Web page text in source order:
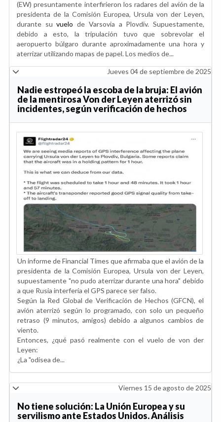
(EW) presuntamente interfirieron los radares del avión de la
presidenta de la Comisión Europea, Ursula von der Leyen,
durante suvuelo de Varsovia a Plovdiv. Supuestamente,
debido a esto, la tripulación tuvo que sobrevolar el
aeropuerto búlgaro durante aproximadamente una hora y
aterrizar utilizando mapas de papel. Los medios de...
Jueves 04 de septiembre de 2025
Nadie estropeó la escoba de la bruja: El avión
de la mentirosa Von der Leyen aterrizó sin
incidentes, según verificación de hechos
Un informe de Financial Times que afirmaba que el avión de la
presidenta de la Comisión Europea, Ursula von der Leyen,
supuestamente "no pudo aterrizar durante una hora" debido
a que Rusia interfería el GPS parece ser falso.
Según la Red Global de Verificación de Hechos (GFCN), el
avión aterrizó según lo programado, con solo un pequeño
retraso (9 minutos, amigos) debido a algunos cambios de
viento.
Entonces, ¿qué pasó realmente con el vuelo de von der
Leyen:
¿La "odisea de...
Viernes 15 de agosto de 2025
No tiene solución: La Unión Europea y su
servilismo ante Estados Unidos. Análisis